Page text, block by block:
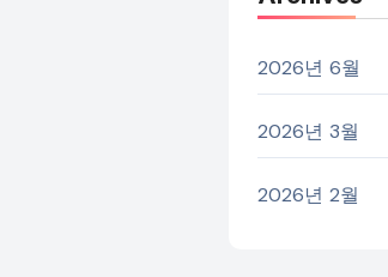
2026년 6월
2026년 3월
2026년 2월